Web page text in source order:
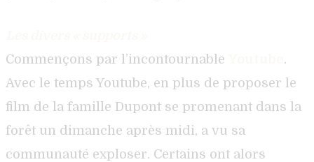
Commençons par l’incontournable
.
Avec le temps Youtube, en plus de proposer le
film de la famille Dupont se promenant dans la
forêt un dimanche après midi, a vu sa
communauté exploser. Certains ont alors